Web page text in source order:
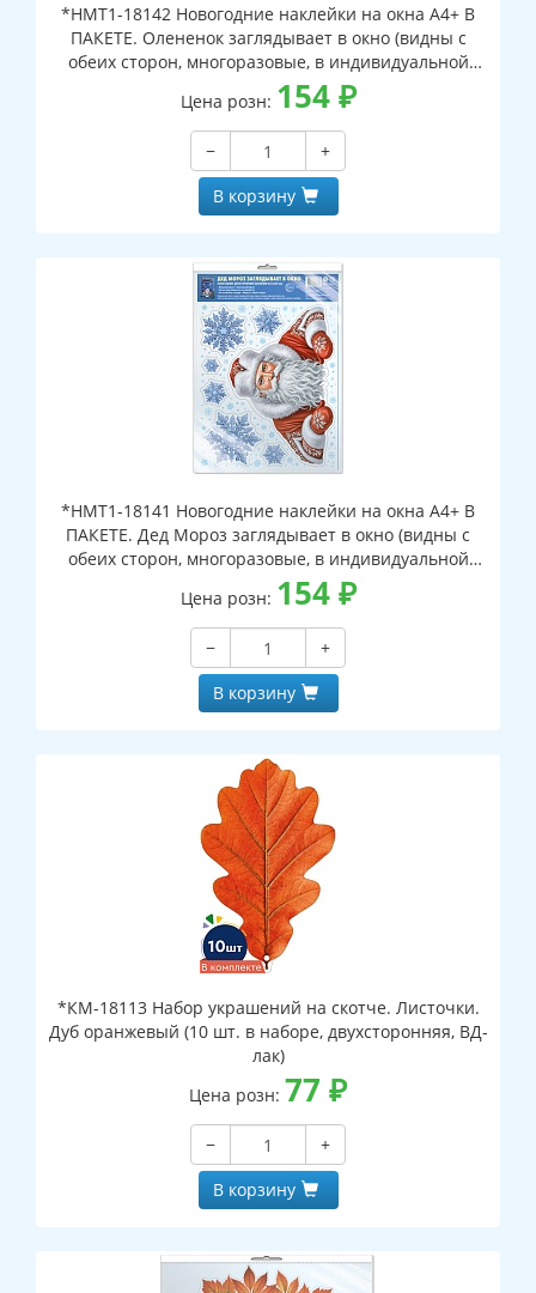
*НМТ1-18142 Новогодние наклейки на окна А4+ В
ПАКЕТЕ. Олененок заглядывает в окно (видны с
обеих сторон, многоразовые, в индивидуальной
упаковке, с европодвесом и клеевым клапаном)
Цена розн: 154₽
−
+
В корзину
*НМТ1-18141 Новогодние наклейки на окна А4+ В
ПАКЕТЕ. Дед Мороз заглядывает в окно (видны с
обеих сторон, многоразовые, в индивидуальной
упаковке, с европодвесом и клеевым клапаном)
Цена розн: 154₽
−
+
В корзину
*КМ-18113 Набор украшений на скотче. Листочки.
Дуб оранжевый (10 шт. в наборе, двухсторонняя, ВД-
лак)
Цена розн: 77 ₽
−
+
В корзину